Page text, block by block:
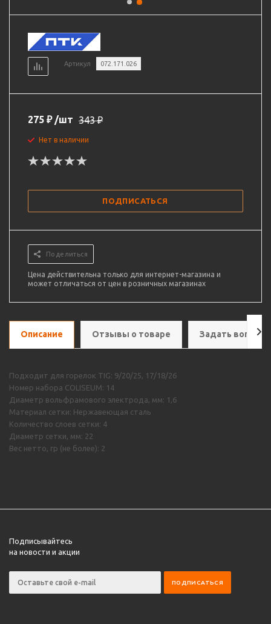
Артикул 072.171.026
275 ₽ /шт 343₽
Нет в наличии
ПОДПИСАТЬСЯ
Поделиться
Цена действительна только для интернет-магазина и
может отличаться от цен в розничных магазинах
Описание Отзывы о товаре Задать вопрос
Подходит для горелок TIG: 9/20/25, 17/18/26
Номер набора COLISEUM: 14
Диаметр вольфрамового электрода, мм: 1,6
Материал сетки: Нержавеющая сталь
Количество слоев сетки: 4
Диаметр сетки, мм: 22
Вес нетто, гр (не более): 2
Подписывайтесь
на новости и акции